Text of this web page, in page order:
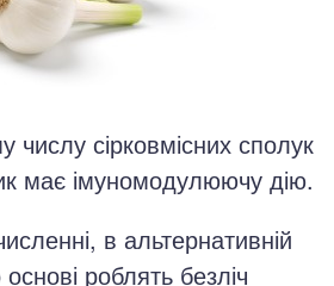
числу сірковмісних сполук
має імуномодулюючу дію.
в альтернативній
роблять безліч